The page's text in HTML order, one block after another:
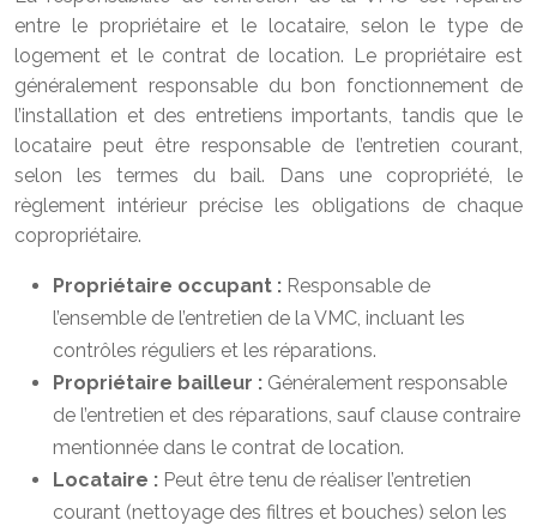
entre le propriétaire et le locataire, selon le type de
logement et le contrat de location. Le propriétaire est
généralement responsable du bon fonctionnement de
l’installation et des entretiens importants, tandis que le
locataire peut être responsable de l’entretien courant,
selon les termes du bail. Dans une copropriété, le
règlement intérieur précise les obligations de chaque
copropriétaire.
Propriétaire occupant : Responsable de
l’ensemble de l’entretien de la VMC, incluant les
contrôles réguliers et les réparations.
Propriétaire bailleur : Généralement responsable
de l’entretien et des réparations, sauf clause contraire
mentionnée dans le contrat de location.
Locataire : Peut être tenu de réaliser l’entretien
courant (nettoyage des filtres et bouches) selon les